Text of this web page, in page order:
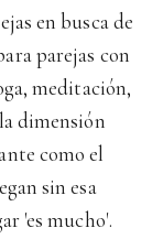
en busca de
parejas con
meditación,
dimensión
como el
sin esa
'es mucho'.